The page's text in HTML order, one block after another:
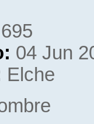
695
04 Jun
Elche